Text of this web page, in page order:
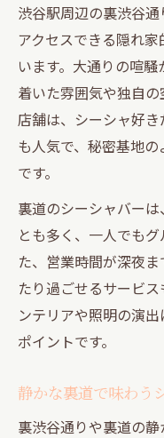
渋谷駅周辺の裏渋谷
アクセスできる隠れ
います。大通りの喧
着いた雰囲気や独自
店舗は、シーシャ好
も人気で、秘密基地
です。
裏道のシーシャバー
とも多く、一人でも
た、営業時間が深夜
たり過ごせるサービ
ンテリアや照明の演
ポイントです。
静かな裏道で味わう
裏渋谷通りや裏道の